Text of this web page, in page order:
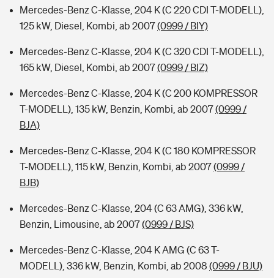
Mercedes-Benz C-Klasse, 204 K (C 220 CDI T-MODELL),
125 kW, Diesel, Kombi, ab 2007(0999 / BIY)
Mercedes-Benz C-Klasse, 204 K (C 320 CDI T-MODELL),
165 kW, Diesel, Kombi, ab 2007(0999 / BIZ)
Mercedes-Benz C-Klasse, 204 K (C 200 KOMPRESSOR
T-MODELL), 135 kW, Benzin, Kombi, ab 2007(0999 /
BJA)
Mercedes-Benz C-Klasse, 204 K (C 180 KOMPRESSOR
T-MODELL), 115 kW, Benzin, Kombi, ab 2007(0999 /
BJB)
Mercedes-Benz C-Klasse, 204 (C 63 AMG), 336 kW,
Benzin, Limousine, ab 2007(0999 / BJS)
Mercedes-Benz C-Klasse, 204 K AMG (C 63 T-
MODELL), 336 kW, Benzin, Kombi, ab 2008 (0999 / BJU)